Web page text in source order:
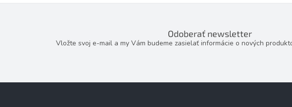
Odoberať newsletter
Vložte svoj e-mail a my Vám budeme zasielať informácie o nových